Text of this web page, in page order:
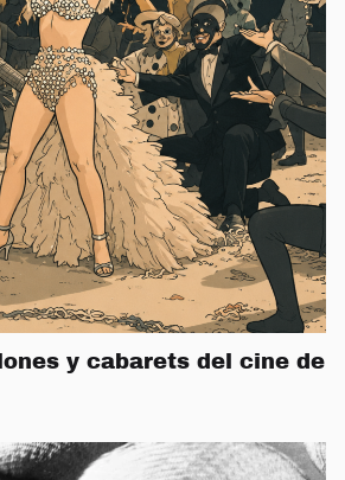
y cabarets del cine de